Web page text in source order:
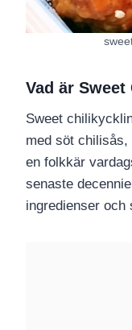
Vad är
Sweet
med söt
en folkkär
senaste
ingredienser och